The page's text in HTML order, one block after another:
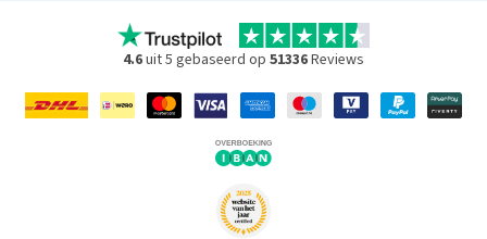
4.6uit 5 gebaseerd op 51336Reviews